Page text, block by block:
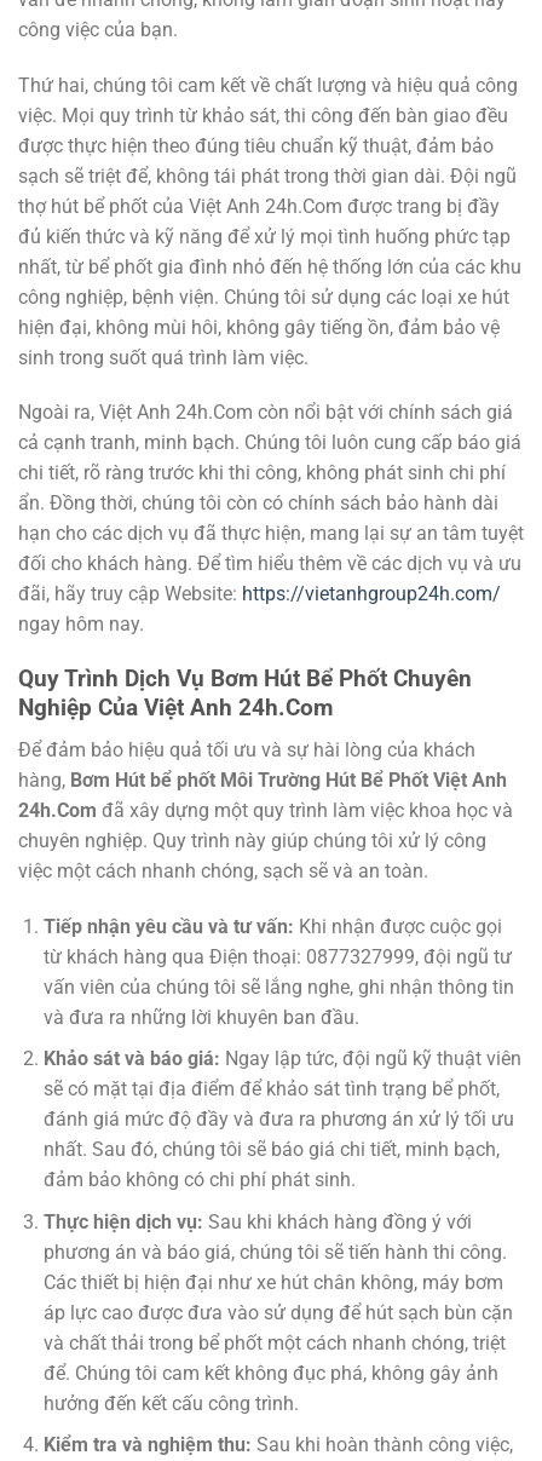
công việc của bạn.
Thứ hai, chúng tôi cam kết về chất lượng và hiệu quả công
việc. Mọi quy trình từ khảo sát, thi công đến bàn giao đều
được thực hiện theo đúng tiêu chuẩn kỹ thuật, đảm bảo
sạch sẽ triệt để, không tái phát trong thời gian dài. Đội ngũ
thợ hút bể phốt của Việt Anh 24h.Com được trang bị đầy
đủ kiến thức và kỹ năng để xử lý mọi tình huống phức tạp
nhất, từ bể phốt gia đình nhỏ đến hệ thống lớn của các khu
công nghiệp, bệnh viện. Chúng tôi sử dụng các loại xe hút
hiện đại, không mùi hôi, không gây tiếng ồn, đảm bảo vệ
sinh trong suốt quá trình làm việc.
Ngoài ra, Việt Anh 24h.Com còn nổi bật với chính sách giá
cả cạnh tranh, minh bạch. Chúng tôi luôn cung cấp báo giá
chi tiết, rõ ràng trước khi thi công, không phát sinh chi phí
ẩn. Đồng thời, chúng tôi còn có chính sách bảo hành dài
hạn cho các dịch vụ đã thực hiện, mang lại sự an tâm tuyệt
đối cho khách hàng. Để tìm hiểu thêm về các dịch vụ và ưu
đãi, hãy truy cập Website: https://vietanhgroup24h.com/
ngay hôm nay.
Quy Trình Dịch Vụ Bơm Hút Bể Phốt Chuyên
Nghiệp Của Việt Anh 24h.Com
Để đảm bảo hiệu quả tối ưu và sự hài lòng của khách
hàng, Bơm Hút bể phốt Môi Trường Hút Bể Phốt Việt Anh
24h.Com đã xây dựng một quy trình làm việc khoa học và
chuyên nghiệp. Quy trình này giúp chúng tôi xử lý công
việc một cách nhanh chóng, sạch sẽ và an toàn.
Tiếp nhận yêu cầu và tư vấn: Khi nhận được cuộc gọi
từ khách hàng qua Điện thoại: 0877327999, đội ngũ tư
vấn viên của chúng tôi sẽ lắng nghe, ghi nhận thông tin
và đưa ra những lời khuyên ban đầu.
Khảo sát và báo giá: Ngay lập tức, đội ngũ kỹ thuật viên
sẽ có mặt tại địa điểm để khảo sát tình trạng bể phốt,
đánh giá mức độ đầy và đưa ra phương án xử lý tối ưu
nhất. Sau đó, chúng tôi sẽ báo giá chi tiết, minh bạch,
đảm bảo không có chi phí phát sinh.
Thực hiện dịch vụ: Sau khi khách hàng đồng ý với
phương án và báo giá, chúng tôi sẽ tiến hành thi công.
Các thiết bị hiện đại như xe hút chân không, máy bơm
áp lực cao được đưa vào sử dụng để hút sạch bùn cặn
và chất thải trong bể phốt một cách nhanh chóng, triệt
để. Chúng tôi cam kết không đục phá, không gây ảnh
hưởng đến kết cấu công trình.
Kiểm tra và nghiệm thu: Sau khi hoàn thành công việc,